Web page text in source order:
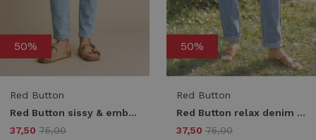
50%
Red Button
Red Button sissy & embroid srb4884 Regular fit bleach
37,50 75,00
50%
Red Button
Red Button relax denim srb4900 Regular fit stoneused
37,50 75,00